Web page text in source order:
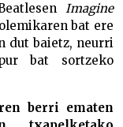
Imagine
bat ere
dut baietz, neurri
bat sortzeko
berri ematen